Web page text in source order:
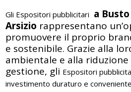
Gli Espositori pubblicitari a Busto
Arsizio rappresentano
promuovere il proprio
e sostenibile. Grazie alla
ambientale e alla
gestione, gli Espositori
investimento duraturo e